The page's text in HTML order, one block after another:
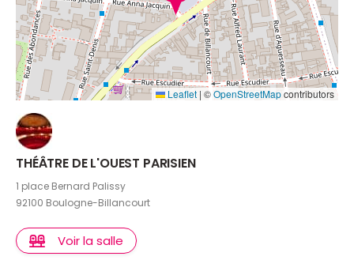
Leaflet | ©OpenStreetMapcontributors
THÉÂTRE DE L'OUEST PARISIEN
1 place Bernard Palissy
92100 Boulogne-Billancourt
Voir la salle